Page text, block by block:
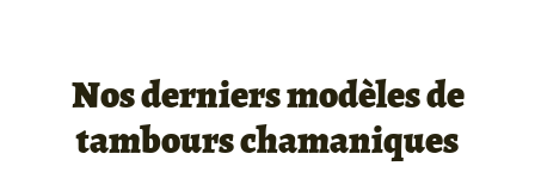
Nos derniers modèles de
tambours chamaniques